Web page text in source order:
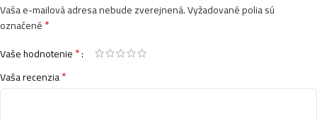
Vaša e-mailová adresa nebude zverejnená.Vyžadované polia sú
označené*
Vaše hodnotenie*
Vaša recenzia*